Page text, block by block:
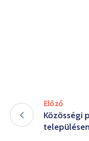
Előző
Közösségi
településen